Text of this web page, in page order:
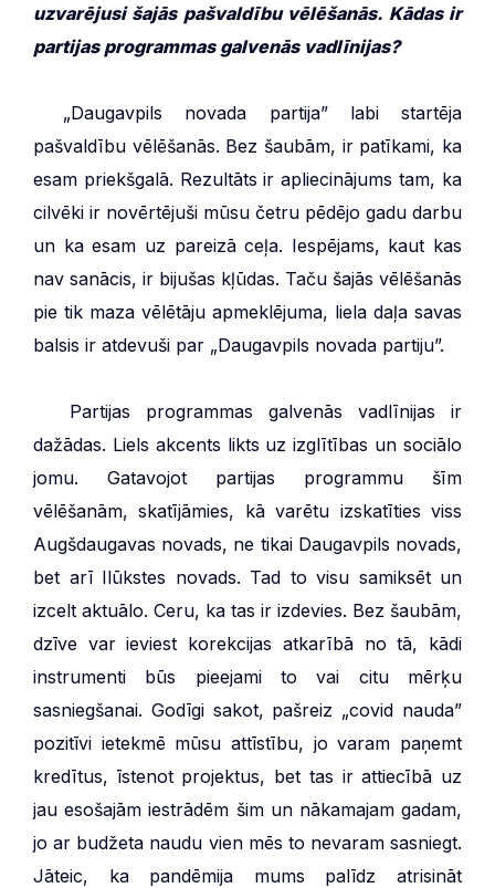
uzvarējusi šajās pašvaldību vēlēšanās. Kādas ir
partijas programmas galvenās vadlīnijas?
„Daugavpils novada partija” labi startēja
pašvaldību vēlēšanās. Bez šaubām, ir patīkami, ka
esam priekšgalā. Rezultāts ir apliecinājums tam, ka
cilvēki ir novērtējuši mūsu četru pēdējo gadu darbu
un ka esam uz pareizā ceļa. Iespējams, kaut kas
nav sanācis, ir bijušas kļūdas. Taču šajās vēlēšanās
pie tik maza vēlētāju apmeklējuma, liela daļa savas
balsis ir atdevuši par „Daugavpils novada partiju”.
Partijas programmas galvenās vadlīnijas ir
dažādas. Liels akcents likts uz izglītības un sociālo
jomu. Gatavojot partijas programmu šīm
vēlēšanām, skatījāmies, kā varētu izskatīties viss
Augšdaugavas novads, ne tikai Daugavpils novads,
bet arī Ilūkstes novads. Tad to visu samiksēt un
izcelt aktuālo. Ceru, ka tas ir izdevies. Bez šaubām,
dzīve var ieviest korekcijas atkarībā no tā, kādi
instrumenti būs pieejami to vai citu mērķu
sasniegšanai. Godīgi sakot, pašreiz „covid nauda”
pozitīvi ietekmē mūsu attīstību, jo varam paņemt
kredītus, īstenot projektus, bet tas ir attiecībā uz
jau esošajām iestrādēm šim un nākamajam gadam,
jo ar budžeta naudu vien mēs to nevaram sasniegt.
Jāteic, ka pandēmija mums palīdz atrisināt